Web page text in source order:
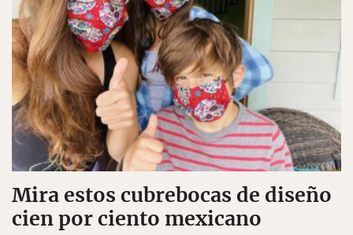
Mira estos cubrebocas de diseño
cien por ciento mexicano